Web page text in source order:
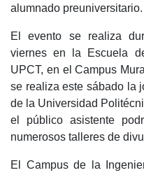
alumnado preuniversitario.
El evento se realiza
viernes en la Escuela
UPCT, en el Campus
se realiza este sábado la
de la Universidad
el público asistente
numerosos talleres de
El Campus de la